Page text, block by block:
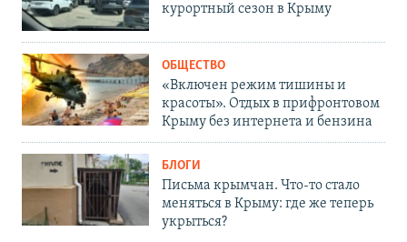
курортный сезон в Крыму
ОБЩЕСТВО
«Включен режим тишины и
красоты». Отдых в прифронтовом
Крыму без интернета и бензина
БЛОГИ
Письма крымчан. Что-то стало
меняться в Крыму: где же теперь
укрыться?